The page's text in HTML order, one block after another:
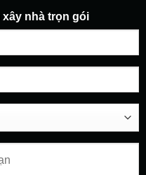
xây nhà trọn gói